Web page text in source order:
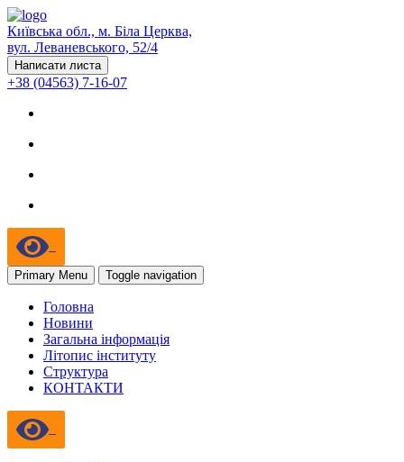
Київська обл., м. Біла Церква,
вул. Леваневського, 52/4
Написати листа
+38 (04563) 7-16-07
Primary Menu Toggle navigation
Головна
Новини
Загальна інформація
Літопис інституту
Структура
КОНТАКТИ